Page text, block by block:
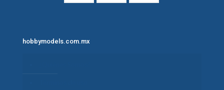
hobbymodels.com.mx